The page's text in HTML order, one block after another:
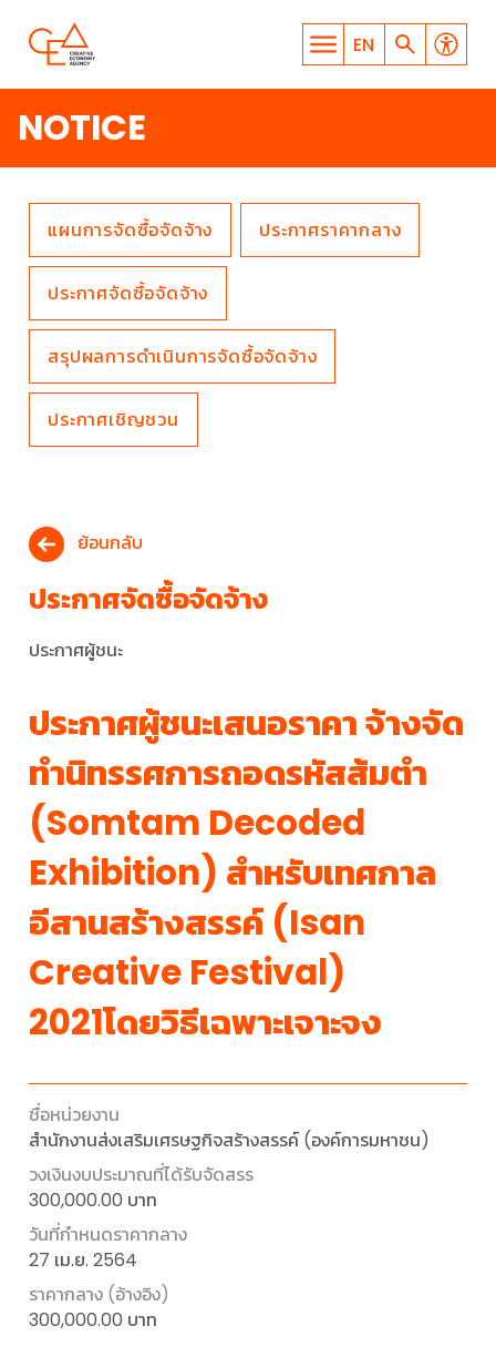
EN
WHAT ARE YOU LOOKING
FOR?
SEARCH
NOTICE
แผนการจัดซื้อจัดจ้าง ประกาศราคากลาง
ประกาศจัดซื้อจัดจ้าง
สรุปผลการดำเนินการจัดซื้อจัดจ้าง
ประกาศเชิญชวน
ย้อนกลับ
ประกาศจัดซื้อจัดจ้าง
ประกาศผู้ชนะ
ประกาศผู้ชนะเสนอราคา จ้างจัด
ทำนิทรรศการถอดรหัสส้มตำ
(Somtam Decoded
Exhibition) สำหรับเทศกาล
อีสานสร้างสรรค์ (Isan
Creative Festival)
2021โดยวิธีเฉพาะเจาะจง
สำนักงานส่งเสริมเศรษฐกิจสร้างสรรค์ (องค์การมหาชน)
300,000.00 บาท
27 เม.ย. 2564
300,000.00 บาท